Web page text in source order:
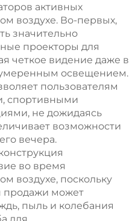
активных
воздухе. Во-первых,
значительно
проекторы для
четкое видение даже в
освещением.
пользователям
спортивными
не дожидаясь
возможности
вечера.
во время
воздухе, поскольку
продажи может
пыль и колебания